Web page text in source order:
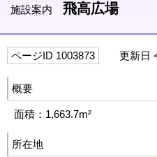
施設案内 飛高広場
ページID 1003873 更新日
概要
面積：1,663.7m²
所在地